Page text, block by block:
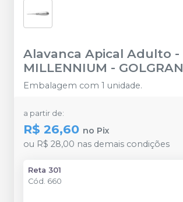
Alavanca Apical Adulto -
MILLENNIUM - GOLGRAN
Embalagem com 1 unidade.
a partir de:
R$ 26,60 no Pix
ou R$ 28,00 nas demais condições
Reta 301
Cód. 660